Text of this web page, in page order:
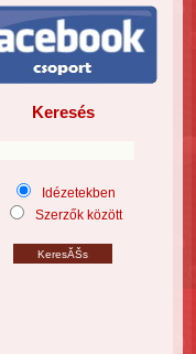
Keresés
Idézetekben
Szerzők között